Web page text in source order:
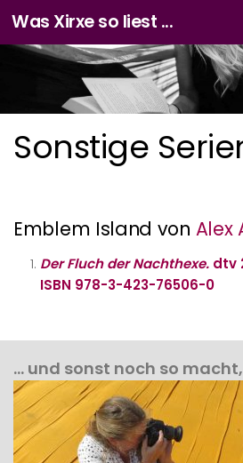
Zum Inhalt springen
Was Xirxe so liest ...
Sonstige
Emblem Island von Alex
Der Fluch der Nachthexe. dtv
ISBN 978-3-423-76506-0
… und sonst noch so